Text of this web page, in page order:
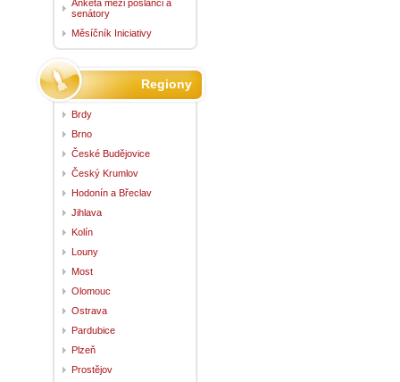
Anketa mezi poslanci a
senátory
Měsíčník Iniciativy
Regiony
Brdy
Brno
České Budějovice
Český Krumlov
Hodonín a Břeclav
Jihlava
Kolín
Louny
Most
Olomouc
Ostrava
Pardubice
Plzeň
Prostějov